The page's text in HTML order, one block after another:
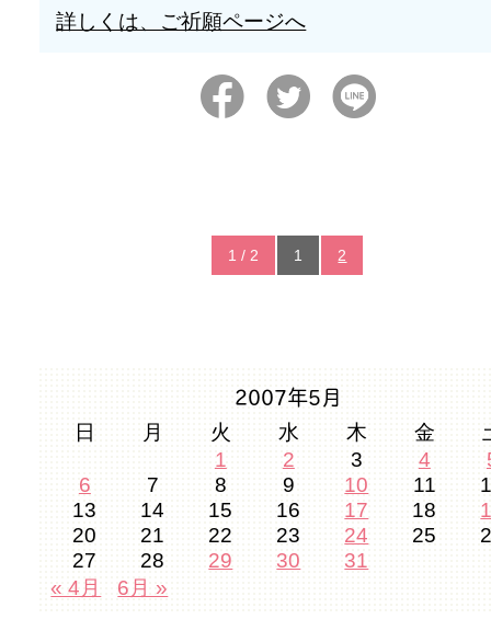
詳しくは、ご祈願ページへ
1 / 2 1 2
2007年5月
日 月 火 水 木 金
1
2 3 4
6
7 8 9 10 11
13
14 15 16 17 18
20
21 22 23 24 25
27
28 29 30
31
« 4月
6月 »